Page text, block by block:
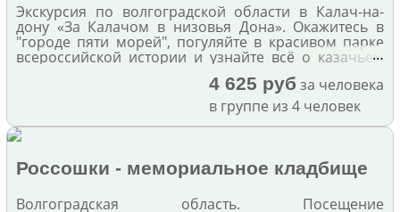
Экскурсия по волгоградской области в Калач-на-
дону «За Калачом в низовья Дона». Окажитесь в
"городе пяти морей", погуляйте в красивом парке
всероссийской истории и узнайте всё о казачьем
…
4 625 руб за человека
в группе из 4 человек
Россошки - мемориальное кладбище
Волгоградская область. Посещение